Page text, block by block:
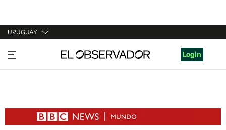
URUGUAY
URUGUAY
ARGENTINA
ESTADOS UNIDOS
Login